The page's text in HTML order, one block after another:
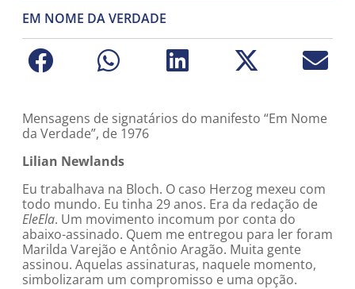
EM NOME DA VERDADE
Mensagens de signatários do manifesto “Em Nome
da Verdade”, de 1976
Lilian Newlands
Eu trabalhava na Bloch. O caso Herzog mexeu com
todo mundo. Eu tinha 29 anos. Era da redação de
EleEla. Um movimento incomum por conta do
abaixo-assinado. Quem me entregou para ler foram
Marilda Varejão e Antônio Aragão. Muita gente
assinou. Aquelas assinaturas, naquele momento,
simbolizaram um compromisso e uma opção.